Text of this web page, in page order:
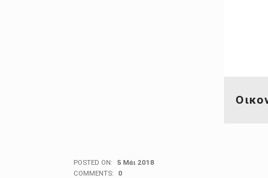
POSTED ON:
5 Μάι 2018
COMMENTS:
0